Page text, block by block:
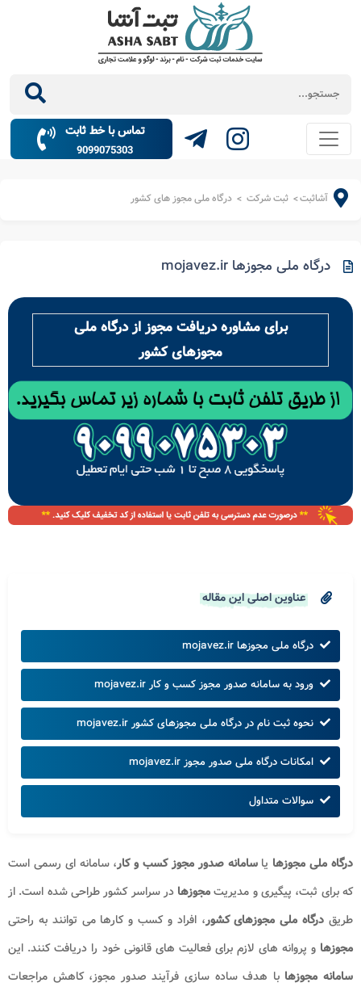
تماس با خط ثابت
9099075303
آشاثبت> ثبت شرکت > درگاه ملی مجوز های کشور
درگاه ملی مجوزها mojavez.ir
برای مشاوره دریافت مجوز از درگاه ملی
مجوزهای کشور
عناوین اصلی این مقاله
درگاه ملی مجوزها mojavez.ir
ورود به سامانه صدور مجوز کسب و کار mojavez.ir
نحوه ثبت نام در درگاه ملی مجوزهای کشور mojavez.ir
امکانات درگاه ملی صدور مجوز mojavez.ir
سوالات متداول
درگاه ملی مجوزها یاسامانه صدور مجوز کسب و کار، سامانه ای رسمی است
که برای ثبت، پیگیری و مدیریتمجوزها در سراسر کشور طراحی شده است. از
طریق درگاه ملی مجوزهای کشور، افراد و کسب و کارها می توانند به راحتی
مجوزها و پروانه های لازم برای فعالیت های قانونی خود را دریافت کنند. این
سامانه مجوزها با هدف ساده سازی فرآیند صدور مجوز، کاهش مراجعات